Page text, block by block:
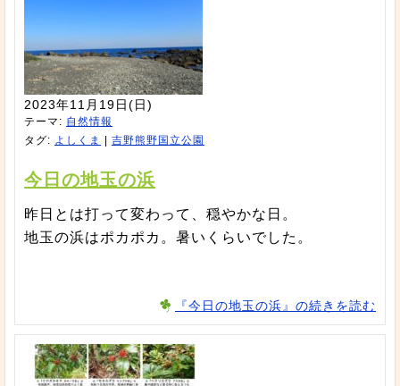
2023年11月19日(日)
テーマ: 自然情報
タグ: よしくま 吉野熊野国立公園
今日の地玉の浜
昨日とは打って変わって、穏やかな日。
地玉の浜はポカポカ。暑いくらいでした。
『今日の地玉の浜』の続きを読む